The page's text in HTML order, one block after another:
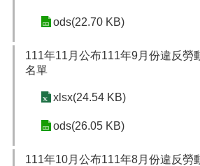
ods(22.70 KB)
111年11月公布111年9月份違反勞
名單
xlsx(24.54 KB)
ods(26.05 KB)
111年10月公布111年8月份違反勞